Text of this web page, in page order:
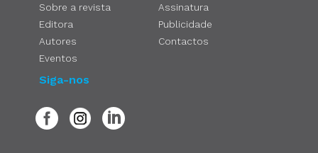
Sobre a revista
Editora
Autores
Eventos
Assinatura
Publicidade
Contactos
Siga-nos